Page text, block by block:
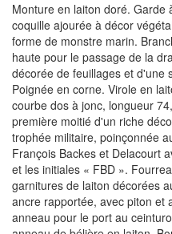
Monture en laiton doré.
coquille ajourée à décor
forme de monstre marin.
haute pour le passage de la
décorée de feuillages et d'une
Poignée en corne. Virole en
courbe dos à jonc, longueur
première moitié d'un riche
trophée militaire, poinçonnée
François Backes et Delacourt
et les initiales « FBD ».
garnitures de laiton décorées
ancre rapportée, avec piton et
anneau pour le port au